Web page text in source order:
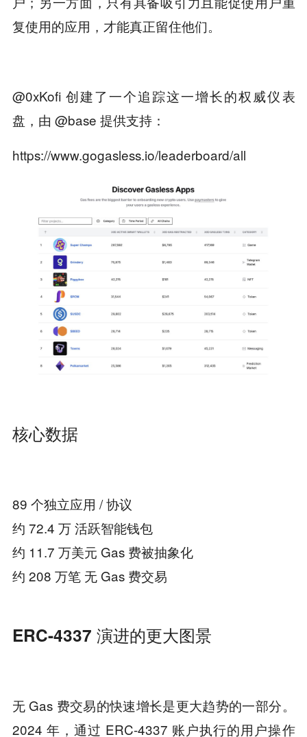
复使用的应用，才能真正留住他们。
@0xKofi 创建了一个追踪这一增长的权威仪表
盘，由 @base 提供支持：
https://www.gogasless.io/leaderboard/all
核心数据
89 个独立应用 / 协议
约 72.4 万 活跃智能钱包
约 11.7 万美元 Gas 费被抽象化
约 208 万笔 无 Gas 费交易
ERC-4337 演进的更大图景
无 Gas 费交易的快速增长是更大趋势的一部分。
2024 年，通过 ERC-4337 账户执行的用户操作